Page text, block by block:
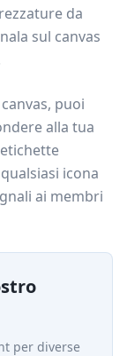
da
sul canvas
puoi
alla tua
icona
ai membri
per diverse